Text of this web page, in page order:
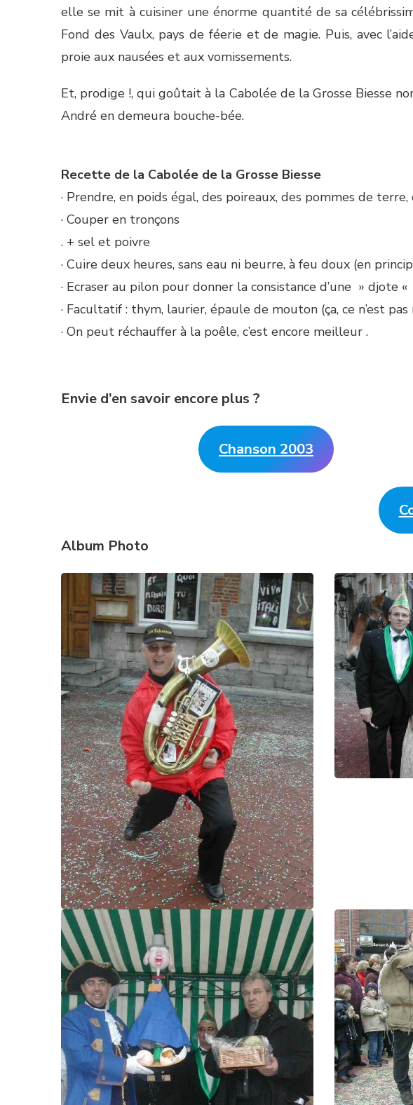
elle se mit à cuisiner une énorme quantité de sa
Fond des Vaulx, pays de féerie et de magie. Puis, avec
proie aux nausées et aux vomissements.
Et, prodige !, qui goûtait à la Cabolée de la Grosse Biesse
André en demeura bouche-bée.
Recette de la Cabolée de la Grosse Biesse
· Prendre, en poids égal, des poireaux, des pommes de
· Couper en tronçons
. + sel et poivre
· Cuire deux heures, sans eau ni beurre, à feu doux (en
· Ecraser au pilon pour donner la consistance d’une » djote «
· Facultatif : thym, laurier, épaule de mouton (ça, ce n’est
· On peut réchauffer à la poêle, c’est encore meilleur .
Envie d’en savoir encore plus ?
Chanson 2003
Album Photo